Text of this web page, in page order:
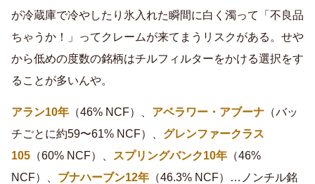
が冷蔵庫で冷やしたり氷入れた瞬間に白く濁って「不良品
ちゃうか！」ってクレームが来てまうリスクがある。せや
から低めの度数の銘柄はチルフィルターをかける選択をす
ることが多いんや。
アラン10年 （46% NCF）、 アベラワー・アブーナ （バッ
チごとに約59〜61% NCF）、 グレンファークラス
105 （60% NCF）、 スプリングバンク10年 （46%
NCF）、 ブナハーブン12年 （46.3% NCF）…ノンチル銘